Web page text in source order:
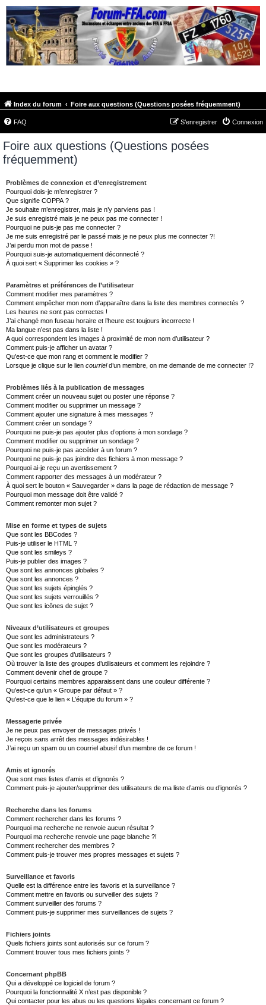
Index du forum Foire aux questions (Questions posées fréquemment)
FAQ Connexion
S’enregistrer
Foire aux questions (Questions posées
fréquemment)
Problèmes de connexion et d’enregistrement
Pourquoi dois-je m’enregistrer ?
Que signifie COPPA ?
Je souhaite m’enregistrer, mais je n’y parviens pas !
Je suis enregistré mais je ne peux pas me connecter !
Pourquoi ne puis-je pas me connecter ?
Je me suis enregistré par le passé mais je ne peux plus me connecter ?!
J’ai perdu mon mot de passe !
Pourquoi suis-je automatiquement déconnecté ?
À quoi sert « Supprimer les cookies » ?
Paramètres et préférences de l’utilisateur
Comment modifier mes paramètres ?
Comment empêcher mon nom d’apparaître dans la liste des membres connectés ?
Les heures ne sont pas correctes !
J’ai changé mon fuseau horaire et l’heure est toujours incorrecte !
Ma langue n’est pas dans la liste !
A quoi correspondent les images à proximité de mon nom d’utilisateur ?
Comment puis-je afficher un avatar ?
Qu’est-ce que mon rang et comment le modifier ?
Lorsque je clique sur le lien courrield’un membre, on me demande de me connecter !?
Problèmes liés à la publication de messages
Comment créer un nouveau sujet ou poster une réponse ?
Comment modifier ou supprimer un message ?
Comment ajouter une signature à mes messages ?
Comment créer un sondage ?
Pourquoi ne puis-je pas ajouter plus d’options à mon sondage ?
Comment modifier ou supprimer un sondage ?
Pourquoi ne puis-je pas accéder à un forum ?
Pourquoi ne puis-je pas joindre des fichiers à mon message ?
Pourquoi ai-je reçu un avertissement ?
Comment rapporter des messages à un modérateur ?
À quoi sert le bouton « Sauvegarder » dans la page de rédaction de message ?
Pourquoi mon message doit être validé ?
Comment remonter mon sujet ?
Mise en forme et types de sujets
Que sont les BBCodes ?
Puis-je utiliser le HTML ?
Que sont les smileys ?
Puis-je publier des images ?
Que sont les annonces globales ?
Que sont les annonces ?
Que sont les sujets épinglés ?
Que sont les sujets verrouillés ?
Que sont les icônes de sujet ?
Niveaux d’utilisateurs et groupes
Que sont les administrateurs ?
Que sont les modérateurs ?
Que sont les groupes d’utilisateurs ?
Où trouver la liste des groupes d’utilisateurs et comment les rejoindre ?
Comment devenir chef de groupe ?
Pourquoi certains membres apparaissent dans une couleur différente ?
Qu’est-ce qu’un « Groupe par défaut » ?
Qu’est-ce que le lien « L’équipe du forum » ?
Messagerie privée
Je ne peux pas envoyer de messages privés !
Je reçois sans arrêt des messages indésirables !
J’ai reçu un spam ou un courriel abusif d’un membre de ce forum !
Amis et ignorés
Que sont mes listes d’amis et d’ignorés ?
Comment puis-je ajouter/supprimer des utilisateurs de ma liste d’amis ou d’ignorés ?
Recherche dans les forums
Comment rechercher dans les forums ?
Pourquoi ma recherche ne renvoie aucun résultat ?
Pourquoi ma recherche renvoie une page blanche ?!
Comment rechercher des membres ?
Comment puis-je trouver mes propres messages et sujets ?
Surveillance et favoris
Quelle est la différence entre les favoris et la surveillance ?
Comment mettre en favoris ou surveiller des sujets ?
Comment surveiller des forums ?
Comment puis-je supprimer mes surveillances de sujets ?
Fichiers joints
Quels fichiers joints sont autorisés sur ce forum ?
Comment trouver tous mes fichiers joints ?
Concernant phpBB
Qui a développé ce logiciel de forum ?
Pourquoi la fonctionnalité X n’est pas disponible ?
Qui contacter pour les abus ou les questions légales concernant ce forum ?